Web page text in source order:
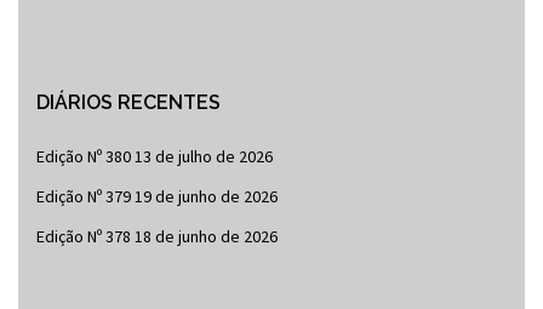
DIÁRIOS RECENTES
Edição Nº 38013 de julho de 2026
Edição Nº 37919 de junho de 2026
Edição Nº 378 18 de junho de 2026